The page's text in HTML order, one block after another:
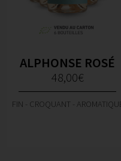
ALPHONSE ROSÉ
48,00€
FIN - CROQUANT - AROMATIQUE